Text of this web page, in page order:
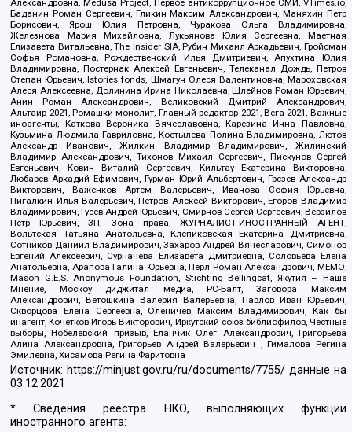
Александровна, Medusa Project, Первое антикоррупционное СМИ, VTimes.io,
Баданин Роман Сергеевич, Гликин Максим Александрович, Маняхин Петр
Борисович, Ярош Юлия Петровна, Чуракова Ольга Владимировна,
Железнова Мария Михайловна, Лукьянова Юлия Сергеевна, Маетная
Елизавета Витальевна, The Insider SIA, Рубин Михаил Аркадьевич, Гройсман
Софья Романовна, Рождественский Илья Дмитриевич, Апухтина Юлия
Владимировна, Постернак Алексей Евгеньевич, Телеканал Дождь, Петров
Степан Юрьевич, Istories fonds, Шмагун Олеся Валентиновна, Мароховская
Алеся Алексеевна, Долинина Ирина Николаевна, Шлейнов Роман Юрьевич,
Анин Роман Александрович, Великовский Дмитрий Александрович,
Альтаир 2021, Ромашки монолит, Главный редактор 2021, Вега 2021, Важные
иноагенты, Каткова Вероника Вячеславовна, Карезина Инна Павловна,
Кузьмина Людмила Гавриловна, Костылева Полина Владимировна, Лютов
Александр Иванович, Жилкин Владимир Владимирович, Жилинский
Владимир Александрович, Тихонов Михаил Сергеевич, Пискунов Сергей
Евгеньевич, Ковин Виталий Сергеевич, Кильтау Екатерина Викторовна,
Любарев Аркадий Ефимович, Гурман Юрий Альбертович, Грезев Александр
Викторович, Важенков Артем Валерьевич, Иванова София Юрьевна,
Пигалкин Илья Валерьевич, Петров Алексей Викторович, Егоров Владимир
Владимирович, Гусев Андрей Юрьевич, Смирнов Сергей Сергеевич, Верзилов
Петр Юрьевич, ЗП, Зона права, ЖУРНАЛИСТ-ИНОСТРАННЫЙ АГЕНТ,
Вольтская Татьяна Анатольевна, Клепиковская Екатерина Дмитриевна,
Сотников Даниил Владимирович, Захаров Андрей Вячеславович, Симонов
Евгений Алексеевич, Сурначева Елизавета Дмитриевна, Соловьева Елена
Анатольевна, Арапова Галина Юрьевна, Перл Роман Александрович, МЕМО,
Mason G.E.S. Anonymous Foundation, Stichting Bellingcat, Якутия – Наше
Мнение, Москоу диджитал медиа, РС-Балт, Заговора Максим
Александрович, Ветошкина Валерия Валерьевна, Павлов Иван Юрьевич,
Скворцова Елена Сергеевна, Оленичев Максим Владимирович, Как бы
инагент, Кочетков Игорь Викторович, Иркутский союз библиофилов, Честные
выборы, Нобелевский призыв, Еланчик Олег Александрович, Григорьева
Алина Александровна, Григорьев Андрей Валерьевич , Гималова Регина
Эмилевна, Хисамова Регина Фаритовна
Источник: https://minjust.gov.ru/ru/documents/7755/ данные на
03.12.2021
* Сведения реестра НКО, выполняющих функции
иностранного агента: